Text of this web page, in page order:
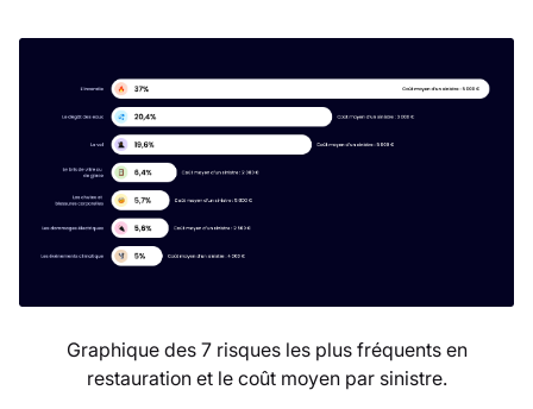
Graphique des 7 risques les plus fréquents en
restauration et le coût moyen par sinistre.